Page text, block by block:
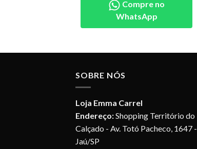
Compre no
WhatsApp
SOBRE NÓS
Loja Emma Carrel
Endereço:Shopping Território do
Calçado - Av. Totó Pacheco, 1647 -
Jaú/SP